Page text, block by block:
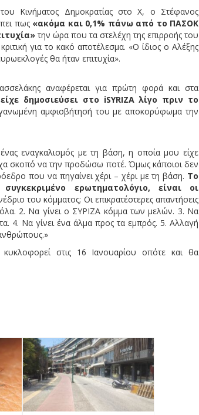
Κινήματος Δημοκρατίας στο X, ο Στέφανος
πως «ακόμα και 0,1% πάνω από το ΠΑΣΟΚ
την ώρα που τα στελέχη της επιρροής του
για το κακό αποτέλεσμα. «Ο ίδιος ο Αλέξης
θα ήταν επιτυχία».
αναφέρεται για πρώτη φορά και στα
δημοσιεύσει στο iSYRIZA λίγο πριν το
αμφισβήτησή του με αποκορύφωμα την
εναγκαλισμός με τη βάση, η οποία μου είχε
σκοπό να την προδώσω ποτέ. Όμως κάποιοι δεν
που να πηγαίνει χέρι – χέρι με τη βάση. Το
ερωτηματολόγιο, είναι οι
του κόμματος; Οι επικρατέστερες απαντήσεις
2. Να γίνει ο ΣΥΡΙΖΑ κόμμα των μελών. 3. Να
4. Να γίνει ένα άλμα προς τα εμπρός. 5. Αλλαγή
στις 16 Ιανουαρίου οπότε και θα